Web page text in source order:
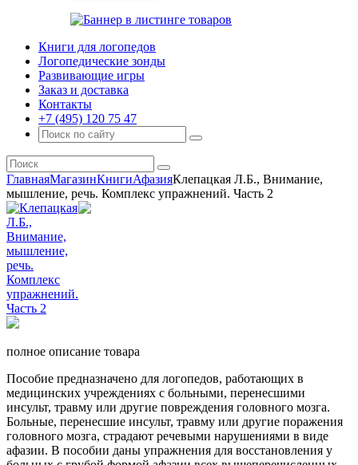
Книги для логопедов
Логопедические зонды
Развивающие игры
Заказ и доставка
Контакты
+7 (495) 120 75 47
ГлавнаяМагазинКнигиАфазияКлепацкая Л.Б., Внимание,
мышление, речь. Комплекс упражнений. Часть 2
полное описание товара
Пособие предназначено для логопедов, работающих в
медицинских учреждениях с больными, перенесшими
инсульт, травму или другие повреждения головного мозга.
Больные, перенесшие инсульт, травму или другие поражения
головного мозга, страдают речевыми нарушениями в виде
афазии. В пособии даны упражнения для восстановления у